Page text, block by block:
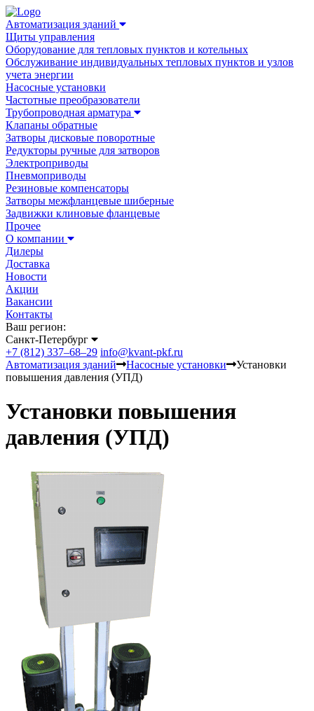
Автоматизация зданий
Щиты управления
Оборудование для тепловых пунктов и котельных
Обслуживание индивидуальных тепловых пунктов и узлов
учета энергии
Насосные установки
Частотные преобразователи
Трубопроводная арматура
Клапаны обратные
Затворы дисковые поворотные
Редукторы ручные для затворов
Электроприводы
Пневмоприводы
Резиновые компенсаторы
Затворы межфланцевые шиберные
Задвижки клиновые фланцевые
Прочее
О компании
Дилеры
Доставка
Новости
Акции
Вакансии
Контакты
Ваш регион:
Санкт-Петербург
+7 (812) 337–68–29 info@kvant-pkf.ru
Автоматизация зданий
Насосные установки
Установки
повышения давления (УПД)
Установки повышения
давления (УПД)